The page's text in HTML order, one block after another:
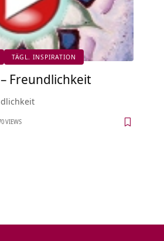
TÄGL. INSPIRATION
Freundlichkeit
VIEWS